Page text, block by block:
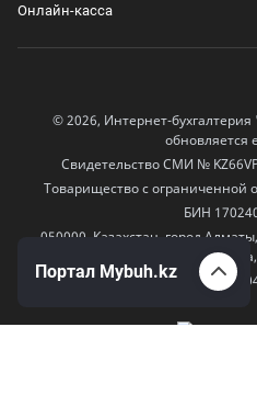
Онлайн-касса
© 2026, Интернет-
обновляется
Свидетельство СМИ №
Товарищество с ограниченной
БИН
050000, Казахстан, город
+7 777
Портал Mybuh.kz